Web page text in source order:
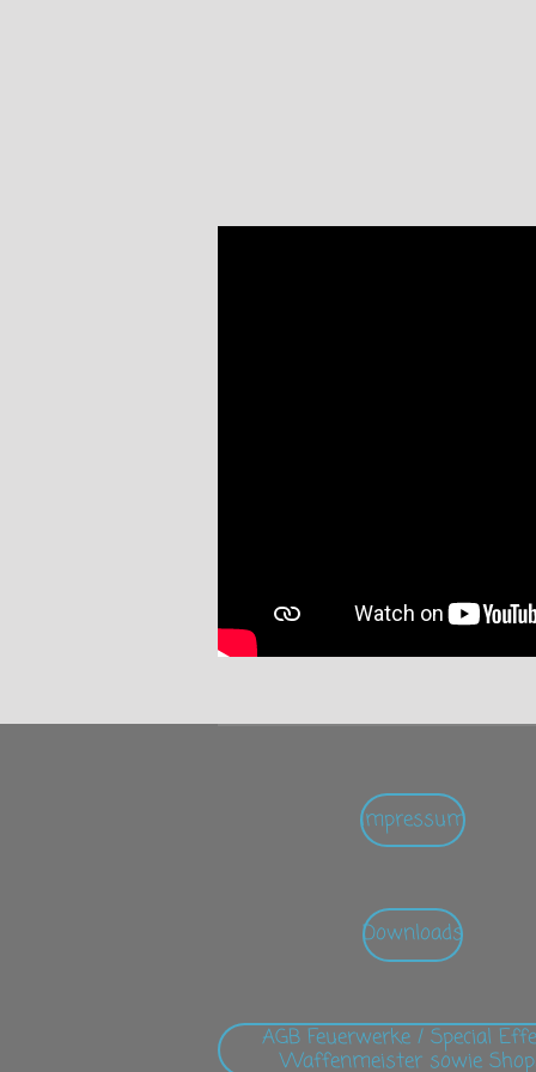
Impressum
Downloads
AGB Feuerwerke / Special
Waffenmeister sowie